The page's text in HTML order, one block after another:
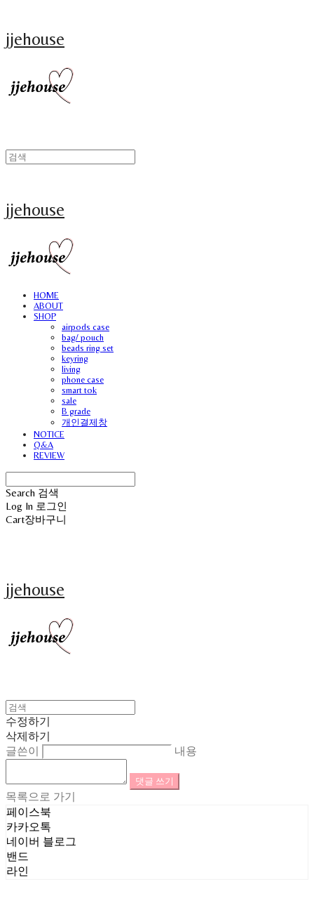
jjehouse
jjehouse
HOME
ABOUT
SHOP
airpods case
bag/ pouch
beads ring set
keyring
living
phone case
smart tok
sale
B grade
개인결제창
NOTICE
Q&A
REVIEW
Search 검색
Log In 로그인
Cart장바구니
jjehouse
수정하기
삭제하기
글쓴이
내용
댓글 쓰기
목록으로 가기
페이스북
카카오톡
네이버 블로그
밴드
라인